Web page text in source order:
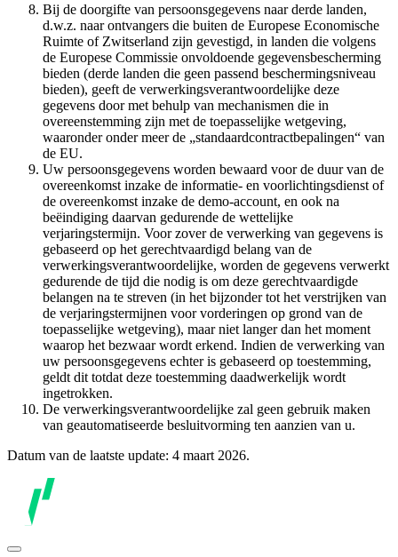
Bij de doorgifte van persoonsgegevens naar derde landen,
d.w.z. naar ontvangers die buiten de Europese Economische
Ruimte of Zwitserland zijn gevestigd, in landen die volgens
de Europese Commissie onvoldoende gegevensbescherming
bieden (derde landen die geen passend beschermingsniveau
bieden), geeft de verwerkingsverantwoordelijke deze
gegevens door met behulp van mechanismen die in
overeenstemming zijn met de toepasselijke wetgeving,
waaronder onder meer de „standaardcontractbepalingen“ van
de EU.
Uw persoonsgegevens worden bewaard voor de duur van de
overeenkomst inzake de informatie- en voorlichtingsdienst of
de overeenkomst inzake de demo-account, en ook na
beëindiging daarvan gedurende de wettelijke
verjaringstermijn. Voor zover de verwerking van gegevens is
gebaseerd op het gerechtvaardigd belang van de
verwerkingsverantwoordelijke, worden de gegevens verwerkt
gedurende de tijd die nodig is om deze gerechtvaardigde
belangen na te streven (in het bijzonder tot het verstrijken van
de verjaringstermijnen voor vorderingen op grond van de
toepasselijke wetgeving), maar niet langer dan het moment
waarop het bezwaar wordt erkend. Indien de verwerking van
uw persoonsgegevens echter is gebaseerd op toestemming,
geldt dit totdat deze toestemming daadwerkelijk wordt
ingetrokken.
De verwerkingsverantwoordelijke zal geen gebruik maken
van geautomatiseerde besluitvorming ten aanzien van u.
Datum van de laatste update: 4 maart 2026.